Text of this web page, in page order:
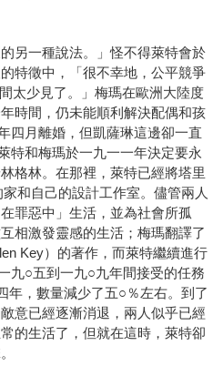
另一種說法。」怪不得萊特會於
特徵中，「很不幸地，公平競爭
太少見了。」梅瑪在歐洲大陸度
時間，仍未能順利解決配偶和孩
四月離婚，但凱薩琳這邊卻一直
特和梅瑪於一九一一年決定要永
格林。在那裡，萊特已經將塔里
和自己的設計工作室。儘管兩人
罪惡中」生活，並為社會所孤
相激發靈感的生活；梅瑪翻譯了
Key）的著作，而萊特繼續進行
九○五到一九○九年間接受的任務
年，數量減少了五○％左右。到了
意已經逐漸消退，兩人似乎已經
的生活了，但就在這時，萊特卻